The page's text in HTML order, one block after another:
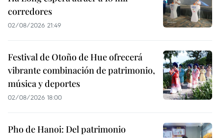
corredores
02/08/2026 21:49
Festival de Otoño de Hue ofrecerá
vibrante combinación de patrimonio,
música y deportes
02/08/2026 18:00
Pho de Hanoi: Del patrimonio